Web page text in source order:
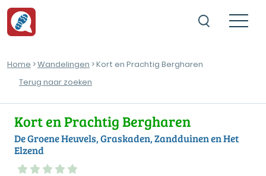
Home >Wandelingen > Kort en Prachtig Bergharen
Terug naar zoeken
Kort en Prachtig Bergharen
De Groene Heuvels, Graskaden, Zandduinen en Het
Elzend